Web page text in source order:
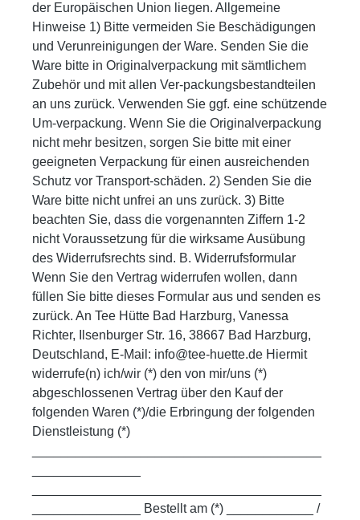
der Europäischen Union liegen. Allgemeine
Hinweise 1) Bitte vermeiden Sie Beschädigungen
und Verunreinigungen der Ware. Senden Sie die
Ware bitte in Originalverpackung mit sämtlichem
Zubehör und mit allen Ver-packungsbestandteilen
an uns zurück. Verwenden Sie ggf. eine schützende
Um-verpackung. Wenn Sie die Originalverpackung
nicht mehr besitzen, sorgen Sie bitte mit einer
geeigneten Verpackung für einen ausreichenden
Schutz vor Transport-schäden. 2) Senden Sie die
Ware bitte nicht unfrei an uns zurück. 3) Bitte
beachten Sie, dass die vorgenannten Ziffern 1-2
nicht Voraussetzung für die wirksame Ausübung
des Widerrufsrechts sind. B. Widerrufsformular
Wenn Sie den Vertrag widerrufen wollen, dann
füllen Sie bitte dieses Formular aus und senden es
zurück. An Tee Hütte Bad Harzburg, Vanessa
Richter, Ilsenburger Str. 16, 38667 Bad Harzburg,
Deutschland, E-Mail: info@tee-huette.de Hiermit
widerrufe(n) ich/wir (*) den von mir/uns (*)
abgeschlossenen Vertrag über den Kauf der
folgenden Waren (*)/die Erbringung der folgenden
Dienstleistung (*)
_______________ Bestellt am (*) ____________ /